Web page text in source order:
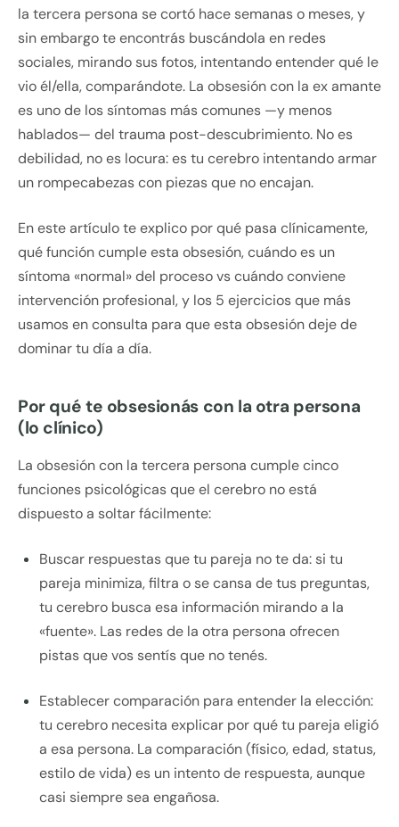
la tercera persona se cortó hace semanas o meses, y
sin embargo te encontrás buscándola en redes
sociales, mirando sus fotos, intentando entender qué le
vio él/ella, comparándote. La obsesión con la ex amante
es uno de los síntomas más comunes —y menos
hablados— del trauma post-descubrimiento. No es
debilidad, no es locura: es tu cerebro intentando armar
un rompecabezas con piezas que no encajan.
En este artículo te explico por qué pasa clínicamente,
qué función cumple esta obsesión, cuándo es un
síntoma «normal» del proceso vs cuándo conviene
intervención profesional, y los 5 ejercicios que más
usamos en consulta para que esta obsesión deje de
dominar tu día a día.
Por qué te obsesionás con la otra persona
(lo clínico)
La obsesión con la tercera persona cumple cinco
funciones psicológicas que el cerebro no está
dispuesto a soltar fácilmente:
Buscar respuestas que tu pareja no te da: si tu
pareja minimiza, filtra o se cansa de tus preguntas,
tu cerebro busca esa información mirando a la
«fuente». Las redes de la otra persona ofrecen
pistas que vos sentís que no tenés.
Establecer comparación para entender la elección:
tu cerebro necesita explicar por qué tu pareja eligió
a esa persona. La comparación (físico, edad, status,
estilo de vida) es un intento de respuesta, aunque
casi siempre sea engañosa.